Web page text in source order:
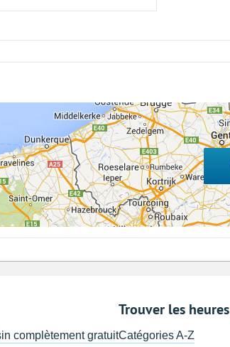
complètement gratuit
Trouver les
Catégories A-Z